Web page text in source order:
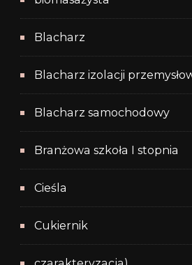
Blacharz
Blacharz izolacji
Blacharz samochodowy
Branżowa szkoła I stopnia
Cieśla
Cukiernik